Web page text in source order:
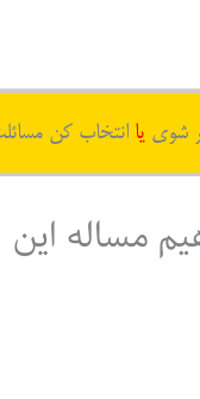
شوی یا انتخاب کن
مساله این